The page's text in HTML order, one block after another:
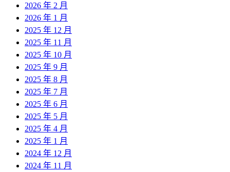
2026 年 2 月
2026 年 1 月
2025 年 12 月
2025 年 11 月
2025 年 10 月
2025 年 9 月
2025 年 8 月
2025 年 7 月
2025 年 6 月
2025 年 5 月
2025 年 4 月
2025 年 1 月
2024 年 12 月
2024 年 11 月